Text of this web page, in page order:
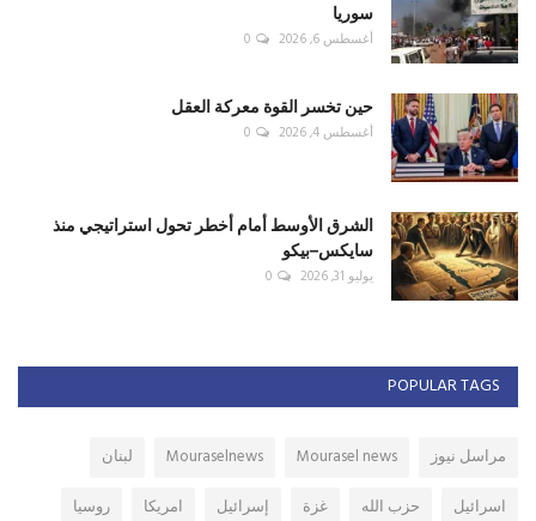
سوريا
أغسطس 6, 2026 0
حين تخسر القوة معركة العقل
أغسطس 4, 2026 0
الشرق الأوسط أمام أخطر تحول استراتيجي منذ
سايكس–بيكو
يوليو 31, 2026 0
POPULAR TAGS
مراسل نيوز Mourasel news
Mouraselnews
لبنان
اسرائيل
حزب الله غزة إسرائيل امريكا
روسيا